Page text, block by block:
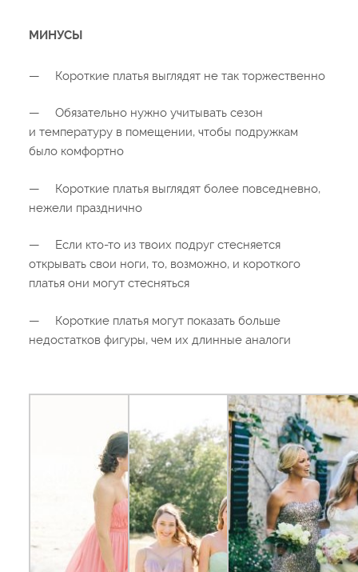
МИНУСЫ
— Короткие платья выглядят не так торжественно
—
Обязательно нужно учитывать сезон
и температуру в помещении, чтобы подружкам
было комфортно
—
Короткие платья выглядят более повседневно,
нежели празднично
—
Если кто-то из твоих подруг стесняется
открывать свои ноги, то, возможно, и короткого
платья они могут стесняться
—
Короткие платья могут показать больше
недостатков фигуры, чем их длинные аналоги